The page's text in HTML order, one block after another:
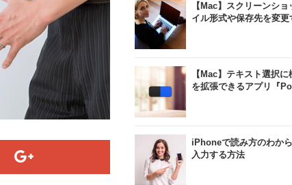
【Mac】スクリーンシ
イル形式や保存先を変更
【Mac】テキスト選択
を拡張できるアプリ『
iPhoneで読み方のわか
入力する方法